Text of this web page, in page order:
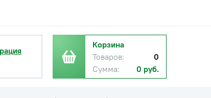
Корзина
Товаров:
0
Сумма:
0 руб.